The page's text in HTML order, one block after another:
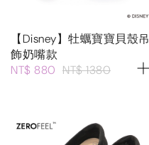
【Disney】牡蠣寶寶貝殼吊
飾奶嘴款
NT$ 880 NT$ 1380